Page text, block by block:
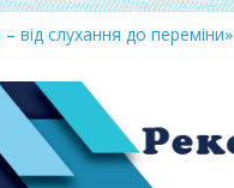
від слухання до переміни»